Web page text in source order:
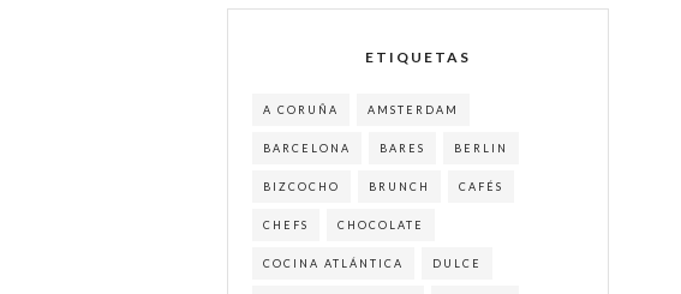
ETIQUETAS
A CORUÑA AMSTERDAM
BARCELONA BARES BERLIN
BIZCOCHO BRUNCH CAFÉS
CHEFS CHOCOLATE
COCINA ATLÁNTICA DULCE